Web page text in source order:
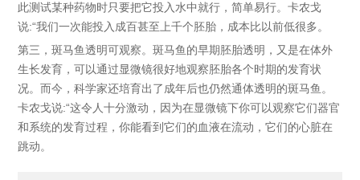
此测试某种药物时只要把它投入水中就行，简单易行。卡农戈
说:“我们一次能投入成百甚至上千个胚胎，成本比以前低很多。
第三，斑马鱼透明可观察。斑马鱼的早期胚胎透明，又是在体外
生长发育，可以通过显微镜很好地观察胚胎各个时期的发育状
况。而今，科学家还培育出了成年后也仍然通体透明的斑马鱼。
卡农戈说:“这令人十分激动，因为在显微镜下你可以观察它们器官
和系统的发育过程，你能看到它们的血液在流动，它们的心脏在
跳动。